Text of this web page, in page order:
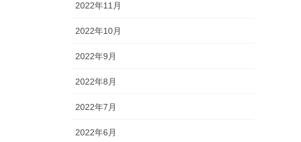
2022年11月
2022年10月
2022年9月
2022年8月
2022年7月
2022年6月